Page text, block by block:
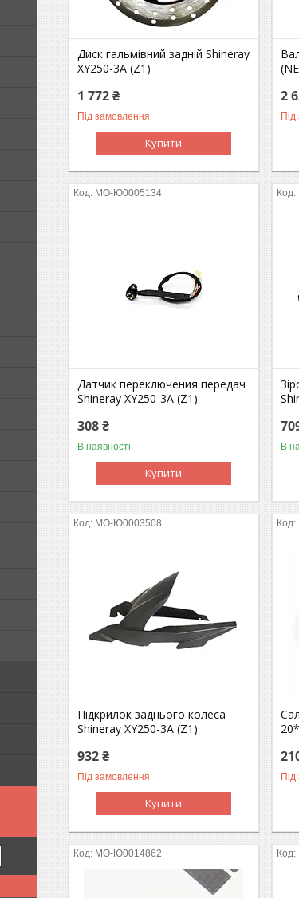
Диск гальмівний задній Shineray
XY250-3A (Z1)
1 772 ₴
Під замовлення
Купити
2
MO-Ю0005134
Датчик переключения передач
Shineray XY250-3A (Z1)
308 ₴
В наявності
Купити
В
MO-Ю0003508
Підкрилок заднього колеса
Shineray XY250-3A (Z1)
932 ₴
Під замовлення
Купити
MO-Ю0014862